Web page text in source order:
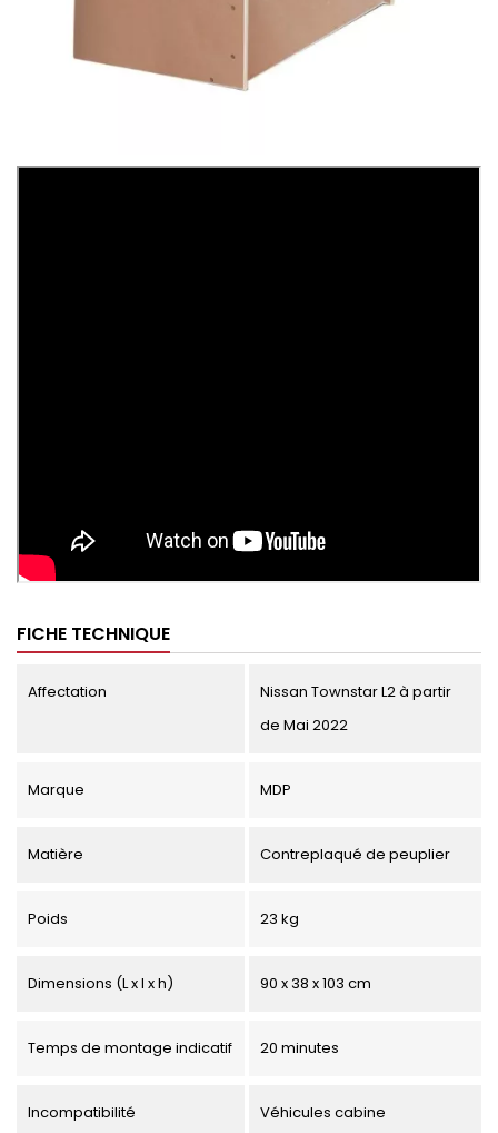
FICHE TECHNIQUE
Affectation
Nissan Townstar L2 à partir
de Mai 2022
Marque MDP
Matière Contreplaqué de peuplier
Poids 23 kg
Dimensions (L x l x h) 90 x 38 x 103 cm
Temps de montage indicatif 20 minutes
Incompatibilité
Véhicules cabine